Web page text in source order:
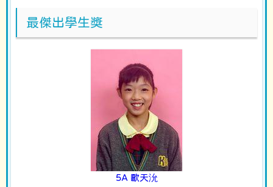
最傑出學生獎
5A 歐天沇